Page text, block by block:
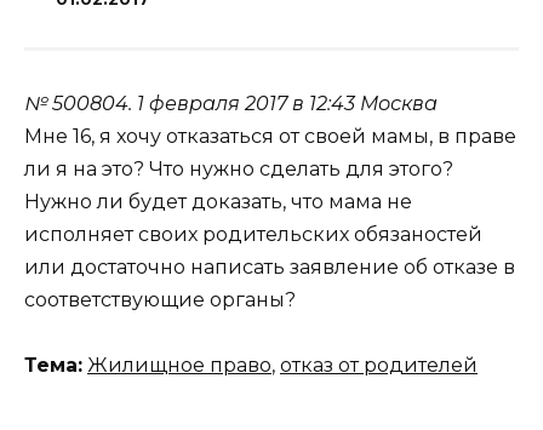
№ 500804. 1 февраля 2017 в 12:43 Москва
Мне 16, я хочу отказаться от своей мамы, в праве
ли я на это? Что нужно сделать для этого?
Нужно ли будет доказать, что мама не
исполняет своих родительских обязаностей
или достаточно написать заявление об отказе в
соответствующие органы?
Тема: Жилищное право, отказ от родителей